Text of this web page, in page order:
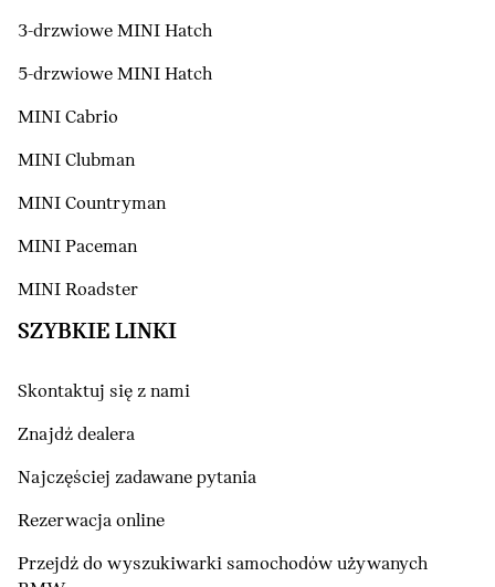
3-drzwiowe MINI Hatch
5-drzwiowe MINI Hatch
MINI Cabrio
MINI Clubman
MINI Countryman
MINI Paceman
MINI Roadster
SZYBKIE LINKI
Skontaktuj się z nami
Znajdź dealera
Najczęściej zadawane pytania
Rezerwacja online
Przejdź do wyszukiwarki samochodów używanych